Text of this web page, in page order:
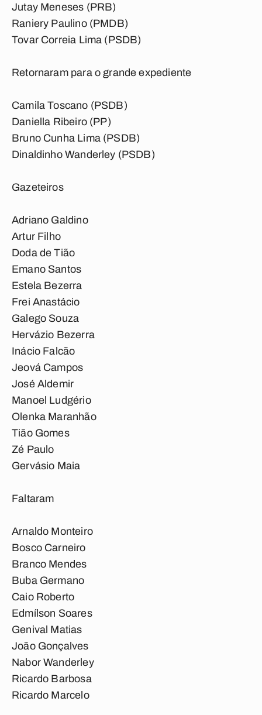
Jutay Meneses (PRB)
Raniery Paulino (PMDB)
Tovar Correia Lima (PSDB)
Retornaram para o grande expediente
Camila Toscano (PSDB)
Daniella Ribeiro (PP)
Bruno Cunha Lima (PSDB)
Dinaldinho Wanderley (PSDB)
Gazeteiros
Adriano Galdino
Artur Filho
Doda de Tião
Emano Santos
Estela Bezerra
Frei Anastácio
Galego Souza
Hervázio Bezerra
Inácio Falcão
Jeová Campos
José Aldemir
Manoel Ludgério
Olenka Maranhão
Tião Gomes
Zé Paulo
Gervásio Maia
Faltaram
Arnaldo Monteiro
Bosco Carneiro
Branco Mendes
Buba Germano
Caio Roberto
Edmílson Soares
Genival Matias
João Gonçalves
Nabor Wanderley
Ricardo Barbosa
Ricardo Marcelo